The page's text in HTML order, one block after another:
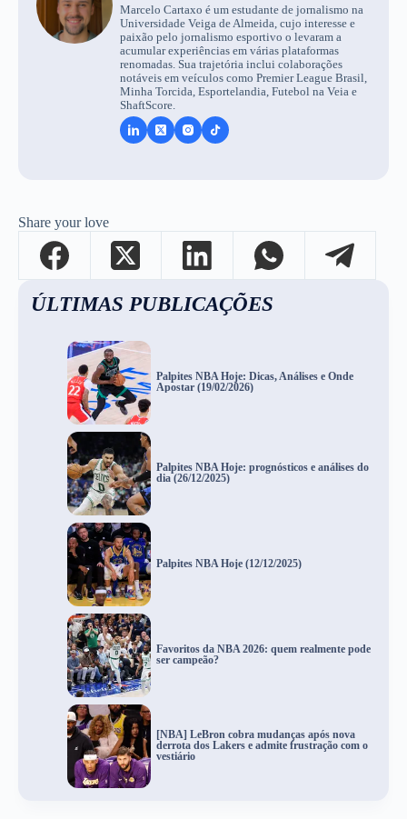
Marcelo Cartaxo é um estudante de jornalismo na
Universidade Veiga de Almeida, cujo interesse e
paixão pelo jornalismo esportivo o levaram a
acumular experiências em várias plataformas
renomadas. Sua trajetória inclui colaborações
notáveis em veículos como Premier League Brasil,
Minha Torcida, Esportelandia, Futebol na Veia e
ShaftScore.
Share your love
ÚLTIMAS PUBLICAÇÕES
Palpites NBA Hoje: Dicas, Análises e Onde
Apostar (19/02/2026)
Palpites NBA Hoje: prognósticos e análises do
dia (26/12/2025)
Palpites NBA Hoje (12/12/2025)
Favoritos da NBA 2026: quem realmente pode
ser campeão?
[NBA] LeBron cobra mudanças após nova
derrota dos Lakers e admite frustração com o
vestiário